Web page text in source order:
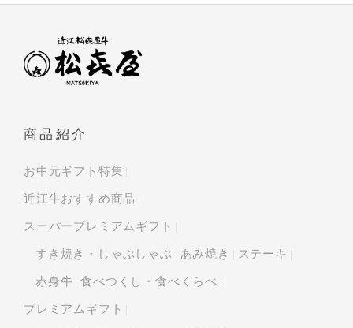
商品紹介
お中元ギフト特集
近江牛おすすめ商品
スーパープレミアムギフト
すき焼き・しゃぶしゃぶ あみ焼き ステーキ
赤身牛 食べつくし・食べくらべ
プレミアムギフト